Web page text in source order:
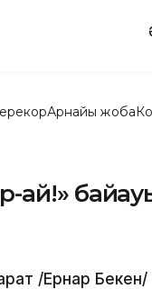
Арнайы жоба
ай!»
/Ернар Бекен/